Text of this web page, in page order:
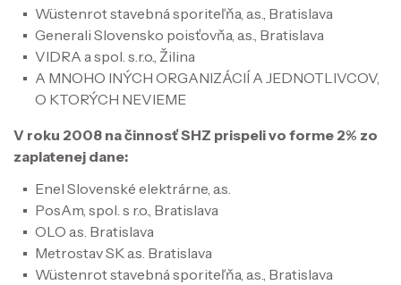
Wüstenrot stavebná sporiteľňa, a.s., Bratislava
Generali Slovensko poisťovňa, a.s., Bratislava
VIDRA a spol. s.r.o., Žilina
A MNOHO INÝCH ORGANIZÁCIÍ A JEDNOTLIVCOV,
O KTORÝCH NEVIEME
V roku 2008 na činnosť SHZ prispeli vo forme 2% zo
zaplatenej dane:
Enel Slovenské elektrárne, a.s.
PosAm, spol. s r.o., Bratislava
OLO a.s. Bratislava
Metrostav SK a.s. Bratislava
Wüstenrot stavebná sporiteľňa, a.s., Bratislava